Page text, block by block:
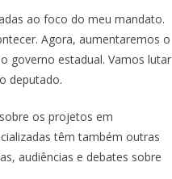
ao foco do meu mandato.
Agora, aumentaremos o
governo estadual. Vamos lutar
deputado.
os projetos em
têm também outras
audiências e debates sobre